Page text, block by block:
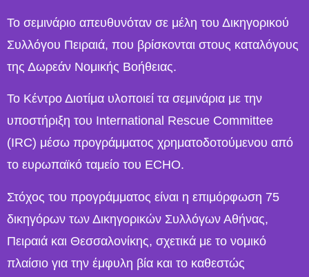
Το σεμινάριο απευθυνόταν σε μέλη του Δικηγορικού
Συλλόγου Πειραιά, που βρίσκονται στους καταλόγους
της Δωρεάν Νομικής Βοήθειας.
Το Κέντρο Διοτίμα υλοποιεί τα σεμινάρια με την
υποστήριξη του International Rescue Committee
(IRC) μέσω προγράμματος χρηματοδοτούμενου από
το ευρωπαϊκό ταμείο του ECHO.
Στόχος του προγράμματος είναι η επιμόρφωση 75
δικηγόρων των Δικηγορικών Συλλόγων Αθήνας,
Πειραιά και Θεσσαλονίκης, σχετικά με το νομικό
πλαίσιο για την έμφυλη βία και το καθεστώς